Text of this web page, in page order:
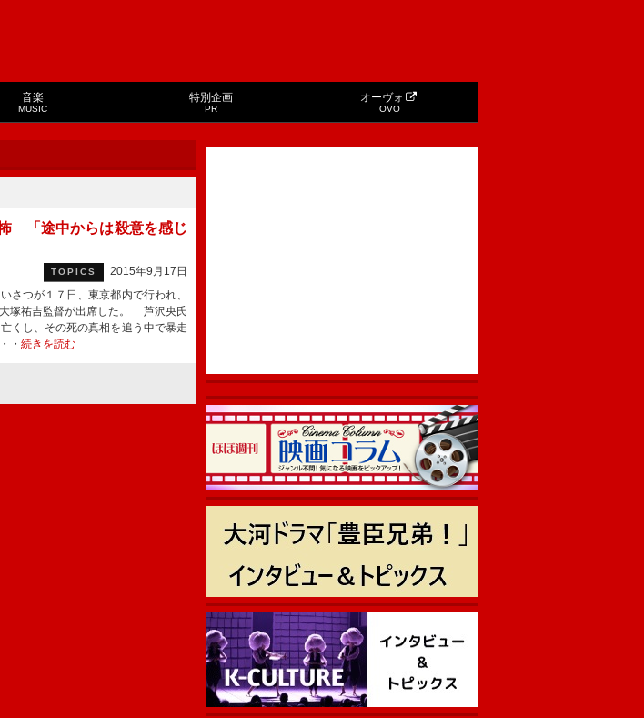
音楽
MUSIC
特別企画
PR
オーヴォ
OVO
「途中からは殺意を感じ
TOPICS
2015年9月17日
つが１７日、東京都内で行われ、
塚祐吉監督が出席した。 芦沢央氏
くし、その死の真相を追う中で暴走
・ 続きを読む